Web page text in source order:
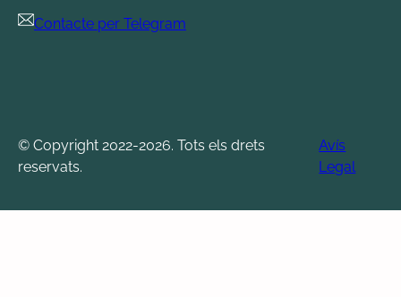
Contacte per Telegram
© Copyright 2022-2026. Tots els drets
reservats.
Avís
Legal